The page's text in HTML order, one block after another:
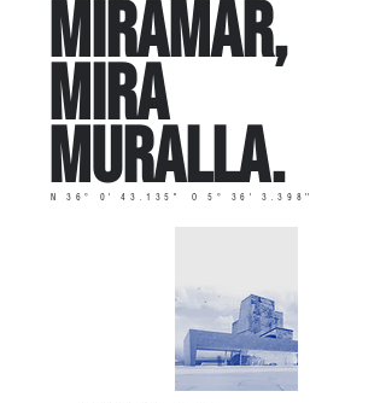
MIRAMAR,
MIRA
MURALLA.
N 36° 0' 43.135 '' O 5° 36' 3.398''